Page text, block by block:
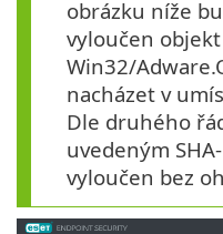
obrázku níže
vyloučen
Win32/
nacházet v
Dle druhého
uvedeným
vyloučen bez